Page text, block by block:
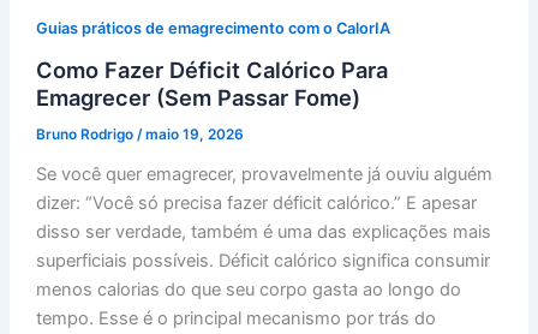
Guias práticos de emagrecimento com o CalorIA
Como Fazer Déficit Calórico Para
Emagrecer (Sem Passar Fome)
Bruno Rodrigo /maio 19, 2026
Se você quer emagrecer, provavelmente já ouviu alguém
dizer: “Você só precisa fazer déficit calórico.” E apesar
disso ser verdade, também é uma das explicações mais
superficiais possíveis. Déficit calórico significa consumir
menos calorias do que seu corpo gasta ao longo do
tempo. Esse é o principal mecanismo por trás do